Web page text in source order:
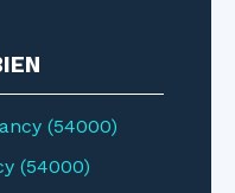
(54000)
(54000)